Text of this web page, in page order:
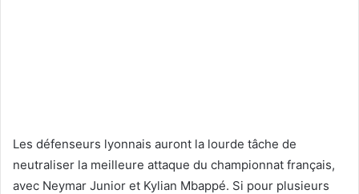
Les défenseurs lyonnais auront la lourde tâche de
neutraliser la meilleure attaque du championnat français,
avec Neymar Junior et Kylian Mbappé. Si pour plusieurs